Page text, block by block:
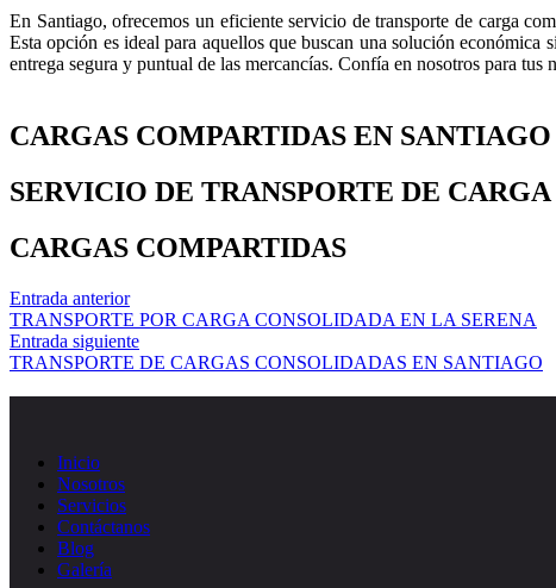
En Santiago, ofrecemos un eficiente servicio de transporte de carga
Esta opción es ideal para aquellos que buscan una solución
entrega segura y puntual de las mercancías. Confía en nosotros para tus
CARGAS COMPARTIDAS EN SANTIAGO
SERVICIO DE TRANSPORTE DE
CARGAS COMPARTIDAS
Entrada anterior
TRANSPORTE POR CARGA CONSOLIDADA EN LA SERENA
Entrada siguiente
TRANSPORTE DE CARGAS CONSOLIDADAS EN SANTIAGO
Inicio
Nosotros
Servicios
Contáctanos
Blog
Galería